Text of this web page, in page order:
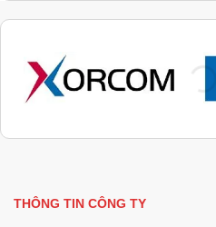
THÔNG TIN CÔNG TY